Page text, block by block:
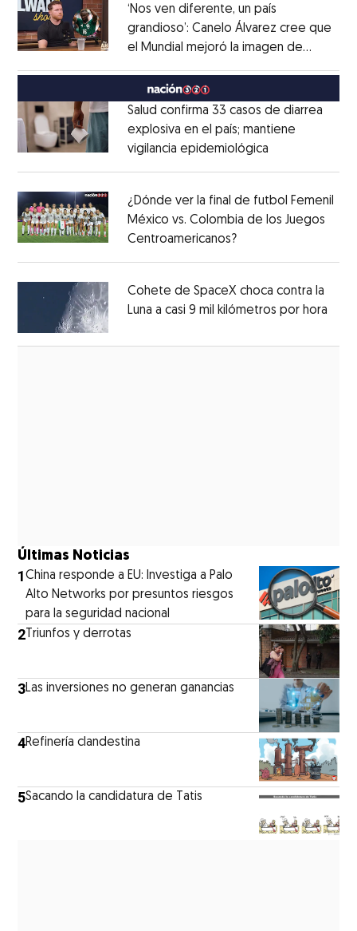
‘Nos ven diferente, un país
grandioso’: Canelo Álvarez cree que
el Mundial mejoró la imagen de
MéxicoOpens in new window
Salud confirma 33 casos de diarrea
explosiva en el país; mantiene
vigilancia epidemiológica
¿Dónde ver la final de futbol Femenil
México vs. Colombia de los Juegos
Centroamericanos?Opens in new
Cohete de SpaceX choca contra la
Luna a casi 9 mil kilómetros por hora
Últimas Noticias
1China responde a EU: Investiga a Palo
Alto Networks por presuntos riesgos
para la seguridad nacional
2 Triunfos y derrotas
3Las inversiones no generan ganancias
4Refinería clandestina
5Sacando la candidatura de Tatis